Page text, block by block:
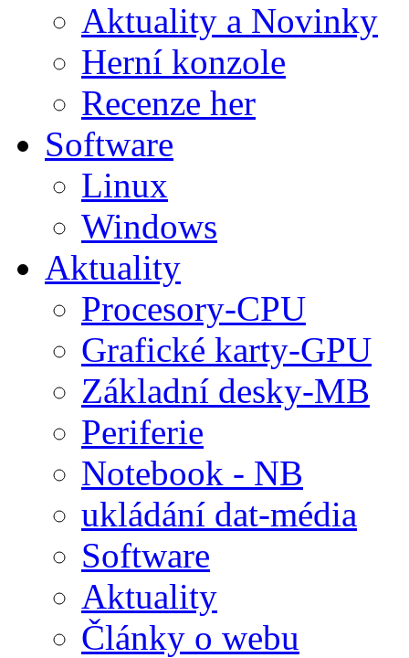
Aktuality a Novinky
Herní konzole
Recenze her
Software
Linux
Windows
Aktuality
Procesory-CPU
Grafické karty-GPU
Základní desky-MB
Periferie
Notebook - NB
ukládání dat-média
Software
Aktuality
Články o webu